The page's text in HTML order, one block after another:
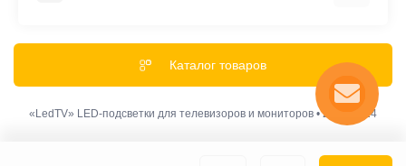
Обмен и Возврат
Оплата
Каталог товаров
«LedTV» LED-подсветки для телевизоров и мониторов • 2012-2024